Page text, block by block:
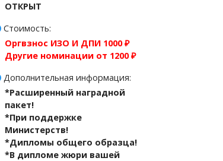
ОТКРЫТ
Стоимость:
Оргвзнос ИЗО И ДПИ 1000 ₽
Другие номинации от 1200 ₽
Дополнительная информация:
*Расширенный наградной
пакет!
*При поддержке
Министерств!
*Дипломы общего образца!
*В дипломе жюри вашей